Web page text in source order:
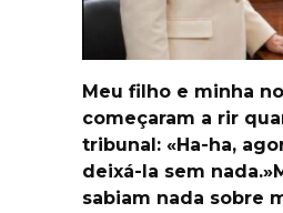
Meu filho e minha
começaram a rir
tribunal: «Ha-ha,
deixá-la sem
sabiam nada sobre